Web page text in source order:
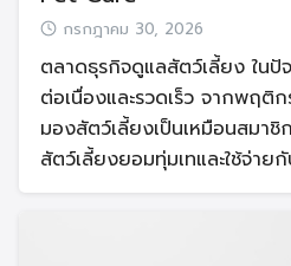
กรกฎาคม 30, 2026
ตลาดธุรกิจดูแลสัตว์เลี้ยง ในปั
ต่อเนื่องและรวดเร็ว จากพฤติ
มองสัตว์เลี้ยงเป็นเหมือนสมาชิ
สัตว์เลี้ยงยอมทุ่มเทและใช้จ่าย